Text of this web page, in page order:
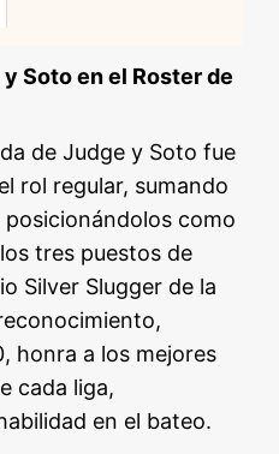
Soto en el Roster de
de Judge y Soto fue
rol regular, sumando
como
tres puestos de
Silver Slugger de la
honra a los mejores
cada liga,
en el bateo.